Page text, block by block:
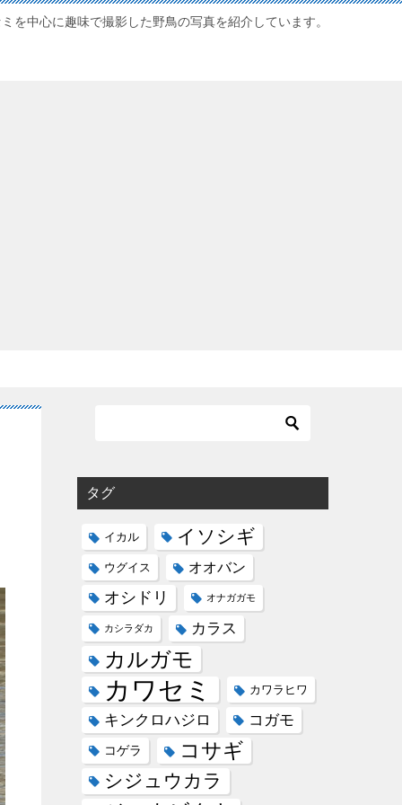
を中心に趣味で撮影した野鳥の写真を紹介しています。
タグ
イカル イソシギ
ウグイス オオバン
オシドリ オナガガモ
カシラダカ カラス
カルガモ
カワセミ カワラヒワ
キンクロハジロ コガモ
コゲラ コサギ
シジュウカラ